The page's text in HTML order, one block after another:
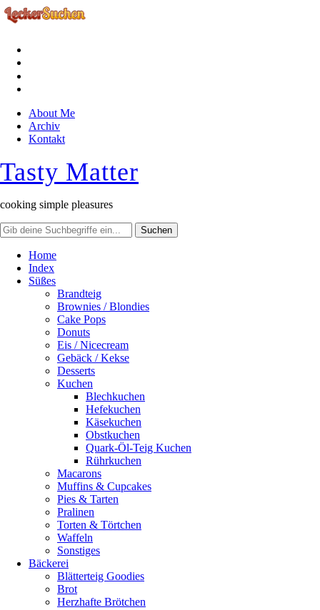
About Me
Archiv
Kontakt
Tasty Matter
cooking simple pleasures
Home
Index
Süßes
Brandteig
Brownies / Blondies
Cake Pops
Donuts
Eis / Nicecream
Gebäck / Kekse
Desserts
Kuchen
Blechkuchen
Hefekuchen
Käsekuchen
Obstkuchen
Quark-Öl-Teig Kuchen
Rührkuchen
Macarons
Muffins & Cupcakes
Pies & Tarten
Pralinen
Torten & Törtchen
Waffeln
Sonstiges
Bäckerei
Blätterteig Goodies
Brot
Herzhafte Brötchen